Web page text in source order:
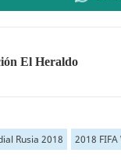
El Heraldo
Rusia 2018 2018